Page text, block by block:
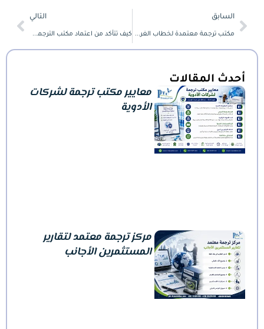
أحدث المقالات
معايير مكتب ترجمة لشركات
الأدوية
مركز ترجمة معتمد لتقارير
المستثمرين الأجانب
Prev
السابق
مكتب ترجمة معتمدة لخطاب الغرض وخطاب الدافع للتقديم بالخارج
التالي
كيف تتأكد من اعتماد مكتب الترجمة قبل تقديم أوراقك للسفارة؟